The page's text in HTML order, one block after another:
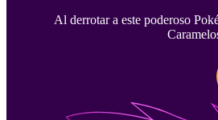
Al derrotar a este poderoso